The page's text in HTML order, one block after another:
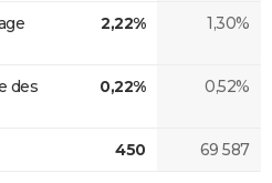
2,22% 1,30%
des
0,22% 0,52%
450 69 587